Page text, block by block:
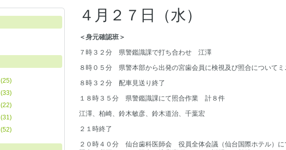
４月２７日（水）
＜身元確認班＞
７時３２分 県警鑑識課で打ち合わせ 江澤
８時０５分 県警本部から出発の宮歯会員に検視及び照合についてミ
８時３２分 配車見送り終了
１８時３５分 県警鑑識課にて照合作業 計８件
江澤、柏崎、鈴木敏彦、鈴木道治、千葉宏
２１時終了
２０時４０分 仙台歯科医師会 役員全体会議（仙台国際ホ
(25)
(33)
(22)
(31)
(52)